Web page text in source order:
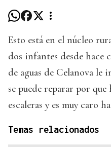
Esto está en el núcleo
dos infantes desde hace
de aguas de Celanova
se puede reparar por que
escaleras y es muy caro
Temas relacionados